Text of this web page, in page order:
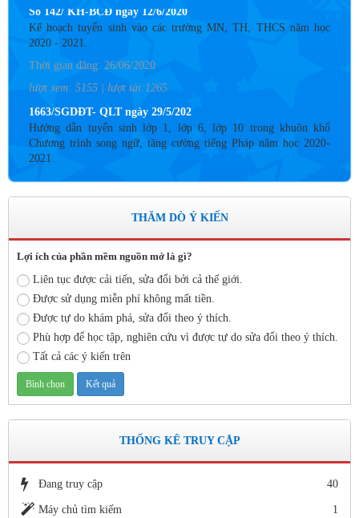
Kế hoạch tuyển sinh vào các trường MN, TH, THCS năm học
2020 - 2021.
Hướng dẫn tuyển sinh lớp 1, lớp 6, lớp 10 trong khuôn khổ
Chương trình song ngữ, tăng cường tiếng Pháp năm học 2020-
2021
Số: 05 /KHCM - THVY NGÀY 10/9&
lượt xem: 8576 | lượt tải:2797
Số: 03 /KH-THVY ngày 17/9�
KẾ HOẠCH CÔNG TÁC KIỂM TRA NỘI BỘ NĂM HỌC
2019– 2020
Thời gian đăng: 11/06/2020
lượt xem: 11750 | lượt tải:671
Số: 15 /QĐ-THVY ngày 10/9&#
QUYẾT ĐỊNH Về việc ban hành thực hiện Quy chế dân chủ
lượt xem: 3474 | lượt tải:645
THĂM DÒ Ý KIẾN
Lợi ích của phần mềm nguồn mở là gì?
Liên tục được cải tiến, sửa đổi bởi cả thế giới.
Được sử dụng miễn phí không mất tiền.
Được tự do khám phá, sửa đổi theo ý thích.
Phù hợp để học tập, nghiên cứu vì được tự do sửa đổi theo ý thích.
Tất cả các ý kiến trên
THỐNG KÊ TRUY CẬP
Đang truy cập 40
Máy chủ tìm kiếm 1